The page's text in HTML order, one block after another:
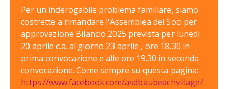
Per un inderogabile problema familiare, siamo
costrette a rimandare l'Assemblea dei Soci per
approvazione Bilancio 2025 prevista per lunedi
20 aprile c.a. al giorno 23 aprile , ore 18,30 in
prima convocazione e alle ore 19.30 in seconda
convocazione. Come sempre su questa pagina:
https://www.facebook.com/asdbaubeachvillage/